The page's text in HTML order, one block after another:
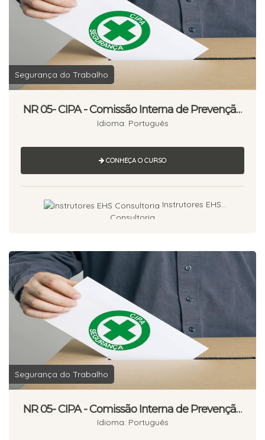
Segurança do Trabalho
NR 05- CIPA - Comissão Interna de Prevenção
de Acidentes - 20 horas
Idioma: Português
CONHEÇA O CURSO
Instrutores EHS
Consultoria
Segurança do Trabalho
NR 05- CIPA - Comissão Interna de Prevenção
de Acidentes - 16 horas
Idioma: Português